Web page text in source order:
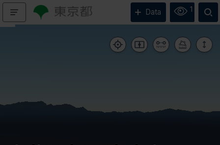
Data 1